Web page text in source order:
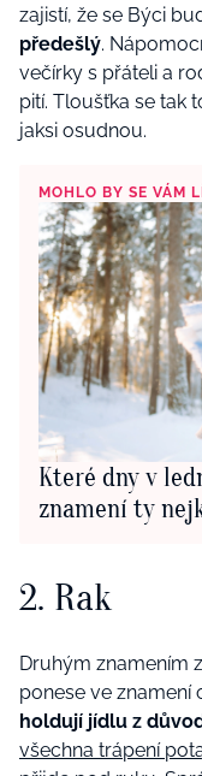
zajistí, že se Býci
předešlý.
večírky s přáteli a
pití. Tloušťka se tak
jaksi osudnou.
MOHLO BY SE VÁM
Které dny v
znamení ty
2. Rak
Druhým znamením
ponese ve znamení
holdují jídlu z
všechna trápení